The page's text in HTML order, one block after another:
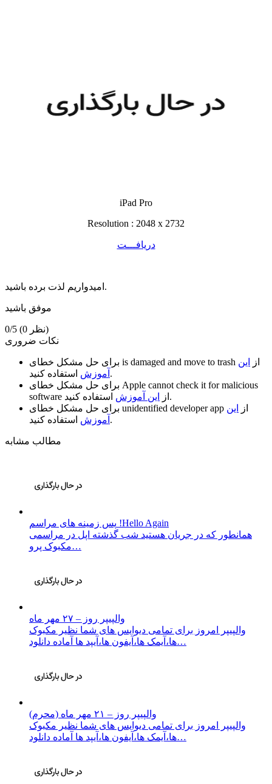
iPad Pro
Resolution : 2048 x 2732
دریافـــت
امیدواریم لذت برده باشید.
موفق باشید
0/5
(0 نظر)
نکات ضروری
is damaged and move to trash از
این
آموزش استفاده کنید.
Apple cannot check it for malicious
software
از این آموزش
استفاده کنید.
unidentified developer app از
این
آموزش استفاده کنید.
مطالب مشابه
پس زمینه های مراسم !Hello Again
همانطور که در جریان هستید شب گذشته اپل در مراسمی
مکبوک پرو…
والپیپر روز – ۲۷ مهر ماه
والپیپر امروز برای تمامی دیوایس های شما نظیر مکبوک
ها،آیمک ها،آیفون ها،آیپد ها آماده دانلود…
والپیپر روز – ۲۱ مهر ماه (محرم)
والپیپر امروز برای تمامی دیوایس های شما نظیر مکبوک
ها،آیمک ها،آیفون ها،آیپد ها آماده دانلود…